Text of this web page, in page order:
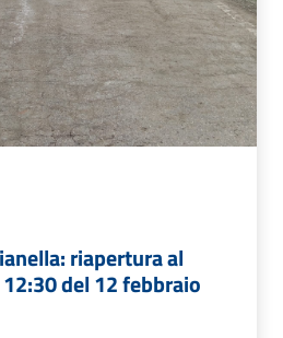
riapertura al
del 12 febbraio